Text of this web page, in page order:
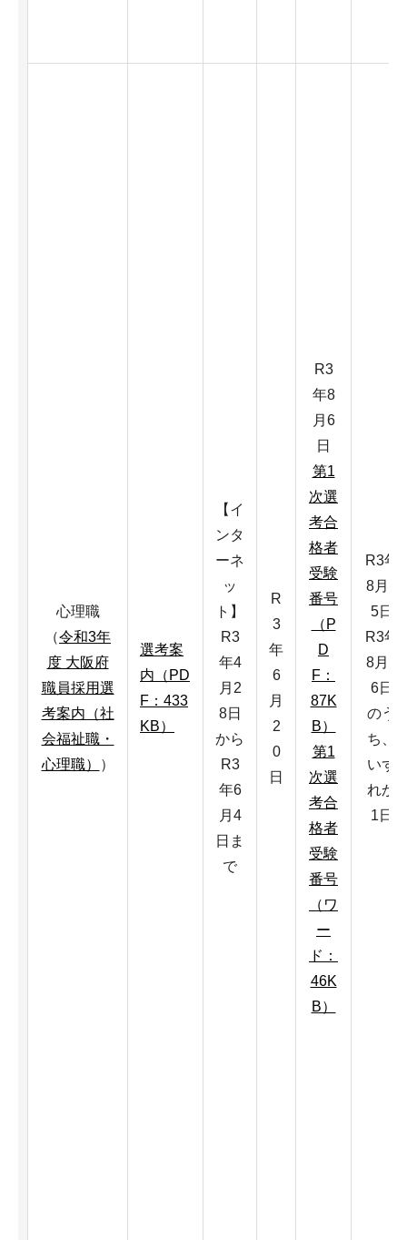
心理職
（令和3年
度 大阪府
職員採用選
考案内（社
会福祉職・
心理職）
）
選考案
内（PD
F：433
KB）
【イ
ンタ
ーネ
ッ
ト】
R3
年4
月2
8日
から
R3
年6
月4
日ま
で
R
3
年
6
月
2
0
日
R3
年8
月6
日
第1
次選
考合
格者
受験
番号
（P
D
F：
87K
B）
第1
次選
考合
格者
受験
番号
（ワ
ー
ド：
46K
B）
R3年
8月2
5日
R3年
8月2
6日
のう
ち、
いず
れか
1日